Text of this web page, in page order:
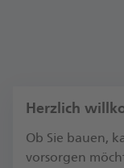
Herzlich
Ob Sie bauen,
vorsorgen